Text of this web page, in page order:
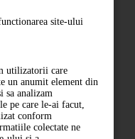
site-ului
utilizatorii care
un anumit element din
sa analizam
pe care le-ai facut,
conform
colectate ne